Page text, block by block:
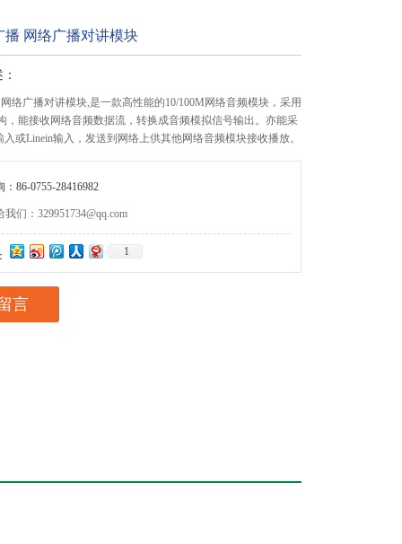
播 网络广播对讲模块
络广播对讲模块,是一款高性能的10/100M网络音频模块，采用
，能接收网络音频数据流，转换成音频模拟信号输出。亦能采
或Linein输入，发送到网络上供其他网络音频模块接收播放。
：86-0755-28416982
我们：329951734@qq.com
1
言